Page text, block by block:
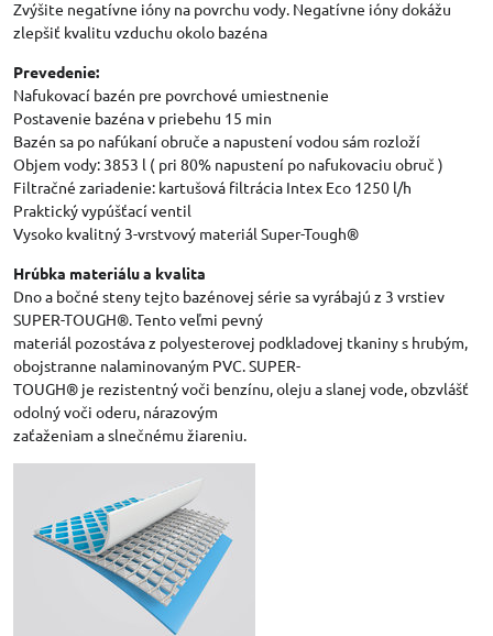
Zvýšite negatívne ióny na povrchu vody. Negatívne ióny dokážu
zlepšiť kvalitu vzduchu okolo bazéna
Prevedenie:
Nafukovací bazén pre povrchové umiestnenie
Postavenie bazéna v priebehu 15 min
Bazén sa po nafúkaní obruče a napustení vodou sám rozloží
Objem vody: 3853 l ( pri 80% napustení po nafukovaciu obruč )
Filtračné zariadenie: kartušová filtrácia Intex Eco 1250 l/h
Praktický vypúšťací ventil
Vysoko kvalitný 3-vrstvový materiál Super-Tough®
Hrúbka materiálu a kvalita
Dno a bočné steny tejto bazénovej série sa vyrábajú z 3 vrstiev
SUPER-TOUGH®. Tento veľmi pevný
materiál pozostáva z polyesterovej podkladovej tkaniny s hrubým,
obojstranne nalaminovaným PVC. SUPER-
TOUGH® je rezistentný voči benzínu, oleju a slanej vode, obzvlášť
odolný voči oderu, nárazovým
zaťaženiam a slnečnému žiareniu.